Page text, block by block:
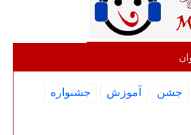
جشن آموزش
جشنواره